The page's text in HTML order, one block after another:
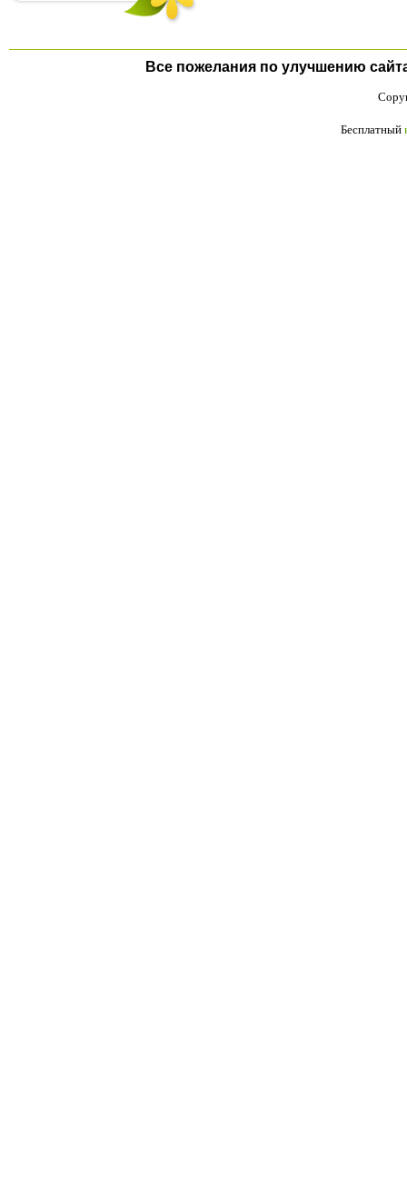
Все пожелания по улучшению
Бесплатный